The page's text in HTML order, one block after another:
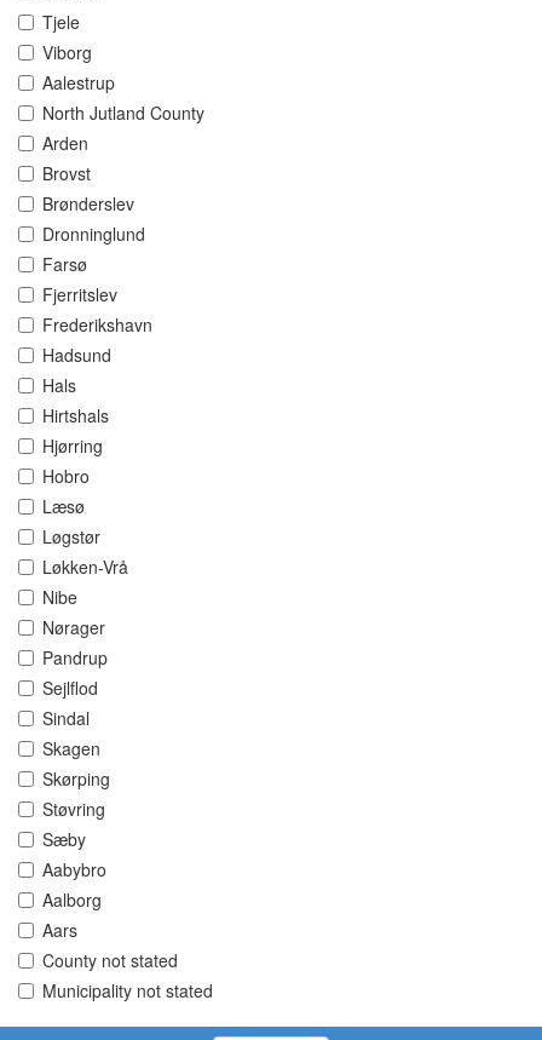
Tjele
Viborg
Aalestrup
North Jutland County
Arden
Brovst
Brønderslev
Dronninglund
Farsø
Fjerritslev
Frederikshavn
Hadsund
Hals
Hirtshals
Hjørring
Hobro
Læsø
Løgstør
Løkken-Vrå
Nibe
Nørager
Pandrup
Sejlflod
Sindal
Skagen
Skørping
Støvring
Sæby
Aabybro
Aalborg
Aars
County not stated
Municipality not stated